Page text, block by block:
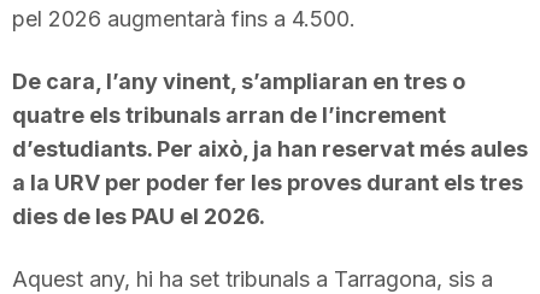
n
a
pel 2026 augmentarà fins a 4.500.
De cara, l’any vinent, s’ampliaran en tres o
quatre els tribunals arran de l’increment
d’estudiants. Per això, ja han reservat més aules
a la URV per poder fer les proves durant els tres
dies de les PAU el 2026.
Aquest any, hi ha set tribunals a Tarragona, sis a